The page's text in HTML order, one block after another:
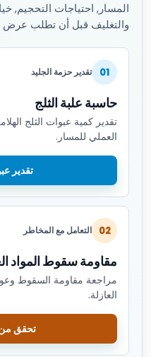
المسار, احتياجات التحجيم,
والتغليف قبل أن تطلب عرض
01 تقدير حزمة الجليد
حاسبة علبة الثلج
تقدير كمية عبوات الثلج
العملي للمسار.
تقدير
02 التعامل مع المخاطر
مقاومة سقوط المواد
مراجعة مقاومة السقوط
العازلة.
تحقق من